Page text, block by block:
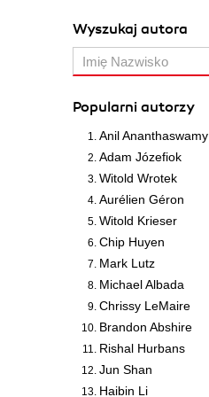
Wyszukaj autora
Popularni autorzy
Anil Ananthaswamy
Adam Józefiok
Witold Wrotek
Aurélien Géron
Witold Krieser
Chip Huyen
Mark Lutz
Michael Albada
Chrissy LeMaire
Brandon Abshire
Rishal Hurbans
Jun Shan
Haibin Li